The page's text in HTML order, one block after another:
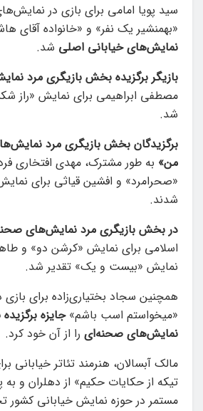
سید پویا امامی برای بازی در
«بهمنشیر یک نفر» و «خانواده آقای
نمایش‌های خیابانی اصلی شد.
بازیگر برگزیده بخش بازیگری مرد
مصطفی ابراهیمی برای نمایش «راز
شد.
برگزیدگان بخش بازیگری مرد
من» به طور مشترک، مهدی افتخاری
«صحرامرد» و افشین قیاثی برای
شدند.
در بخش بازیگری مرد نمایش‌های
اسلامی برای نمایش «کرشن دو» و
نمایش «بیست و یک» تقدیر شد.
همچنین سجاد بختیاری‌زاده برای
«میخواستم اسب باشم»جایزه
نمایش‌های صحنه‌ای را از آن خود کرد.
مالک آبسالان، هنرمند تئاتر خیابانی
مستمر در حوزه نمایش خیابانی کشور